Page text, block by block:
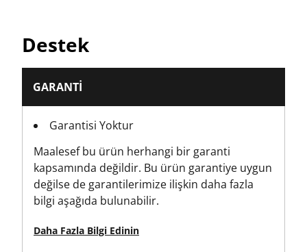
PH2
Ürün Yüksekliği [mm]
25
Ürün Genişliği [mm]
6
Destek
GARANTI
Garantisi Yoktur
Maalesef bu ürün herhangi bir garanti
kapsamında değildir. Bu ürün garantiye uygun
değilse de garantilerimize ilişkin daha fazla
bilgi aşağıda bulunabilir.
Daha Fazla Bilgi Edinin